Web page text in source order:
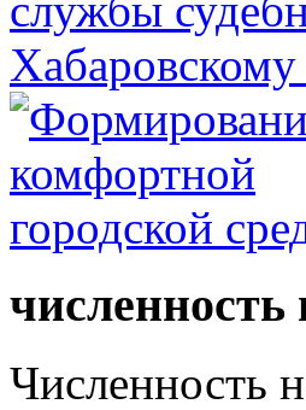
численность
Численность